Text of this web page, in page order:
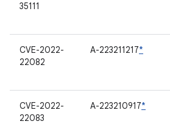
35111
CVE-2022-
22082
A-223211217*
CVE-2022-
22083
A-223210917*